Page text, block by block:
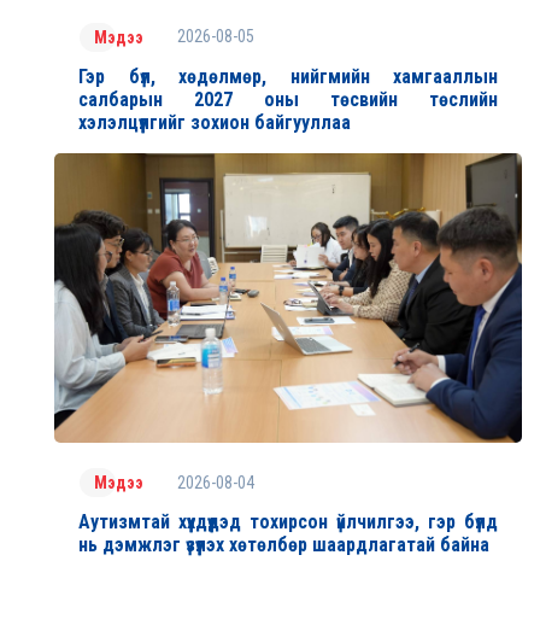
Мэдээ 2026-08-05
Гэр бүл, хөдөлмөр, нийгмийн хамгааллын
салбарын 2027 оны төсвийн төслийн
хэлэлцүүлгийг зохион байгууллаа
Мэдээ 2026-08-04
Аутизмтай хүүхдүүдэд тохирсон үйлчилгээ, гэр бүлд
нь дэмжлэг үзүүлэх хөтөлбөр шаардлагатай байна